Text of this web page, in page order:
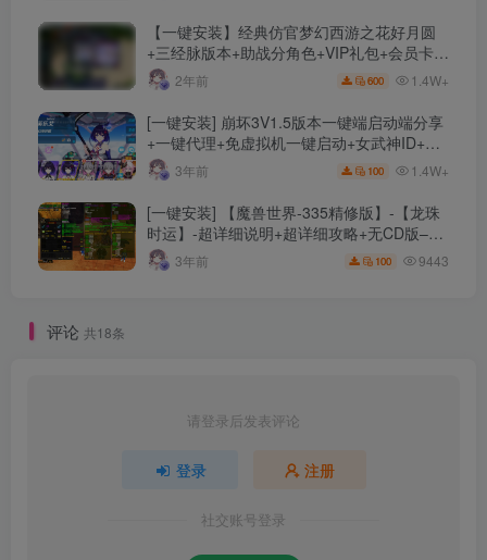
【一键安装】经典仿官梦幻西游之花好月圆
+三经脉版本+助战分角色+VIP礼包+会员卡
+剧情活动+视频搭建及其他修改资料
2年前 600 1.4W+
[一键安装] 崩坏3V1.5版本一键端启动端分享
+一键代理+免虚拟机一键启动+女武神ID+详
细指令+极简一键修改
3年前 100 1.4W+
[一键安装] 【魔兽世界-335精修版】-【龙珠
时运】-超详细说明+超详细攻略+无CD版–精
修版本-站长推荐+站长亲测
3年前 100 9443
评论 共18条
请登录后发表评论
登录 注册
社交账号登录